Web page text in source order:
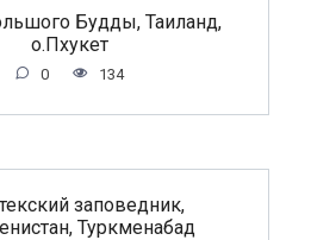
Будды, Таиланд,
о.Пхукет
0 134
заповедник,
Туркменабад